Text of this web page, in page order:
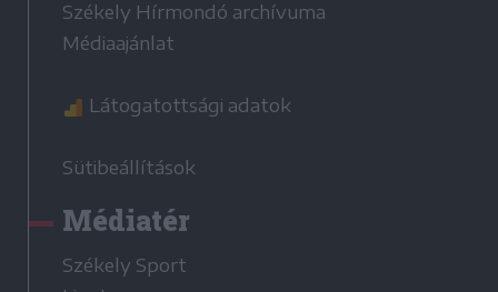
Székely Hírmondó archívuma
Médiaajánlat
Látogatottsági adatok
Sütibeállítások
Médiatér
Székely Sport